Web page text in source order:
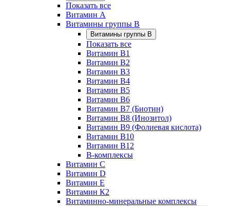
Показать все
Витамин A
Витамины группы B
Витамины группы B
Показать все
Витамин B1
Витамин B2
Витамин B3
Витамин B4
Витамин B5
Витамин B6
Витамин B7 (Биотин)
Витамин B8 (Инозитол)
Витамин B9 (Фолиевая кислота)
Витамин B10
Витамин B12
B-комплексы
Витамин C
Витамин D
Витамин E
Витамин К2
Витаминно-минеральные комплексы